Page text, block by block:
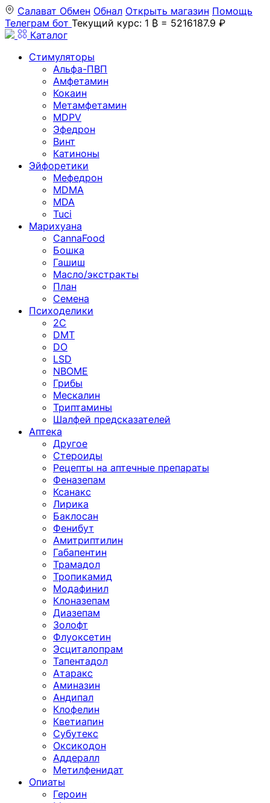
Салават Обмен Обнал Открыть магазин Помощь
Телеграм бот Текущий курс: 1 ₿ = 5216187.9 ₽
Каталог
Стимуляторы
Альфа-ПВП
Амфетамин
Кокаин
Метамфетамин
MDPV
Эфедрон
Винт
Катиноны
Эйфоретики
Мефедрон
MDMA
MDA
Tuci
Марихуана
CannaFood
Бошка
Гашиш
Масло/экстракты
План
Семена
Психоделики
2C
DMT
DO
LSD
NBOME
Грибы
Мескалин
Триптамины
Шалфей предсказателей
Аптека
Другое
Стероиды
Рецепты на аптечные препараты
Феназепам
Ксанакс
Лирика
Баклосан
Фенибут
Амитриптилин
Габапентин
Трамадол
Тропикамид
Модафинил
Клоназепам
Диазепам
Золофт
Флуоксетин
Эсциталопрам
Тапентадол
Атаракс
Аминазин
Андипал
Клофелин
Кветиапин
Субутекс
Оксикодон
Аддералл
Метилфенидат
Опиаты
Героин